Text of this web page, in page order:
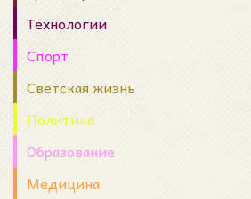
Технологии
Спорт
Светская жизнь
Политика
Образование
Медицина